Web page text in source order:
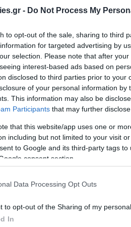
- Do Not Process My
to opt-out of the sale, sharing to third
for targeted advertising by
selection. Please note that after
interest-based ads based on
disclosed to third parties prior to
of your personal information by
This information may also be
Participants that may further
that this website/app uses one or
including but not limited to your visit
to Google and its third-party tags
consent section.
Data Processing Opt Outs
to opt-out of the Sharing of my personal
In
τηλεθέασης του Euro. Η
κοινού αναμένεται να
διοργάνωσης. Όμως ταυτόχρονα
όψει μάλιστα του Mundial 2022, τα
οι αγώνες θα διεξαχθούν
με τους υπόλοιπους
δείξει τους αγώνες του Mundial ή
το Μακεδονία TV, που
αν για πρώτη φορά στην Ελλάδα οι
ANT1+.
TV), το οποίο θα συνεχίσει να
του σε ενημερωτικό κανάλι. Το
ενημερωτικό, όμως από τη στιγμή
για το υφιστάμενο σχέδιο που
θεματικό και να πληρώνει